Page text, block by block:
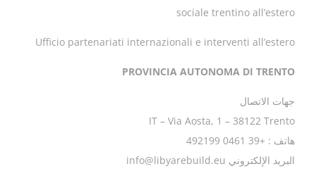
sociale trentino all’estero
Ufficio partenariati internazionali e interventi all’estero
PROVINCIA AUTONOMA DI TRENTO
جهات الاتصال
IT – Via Aosta, 1 – 38122 Trento
هاتف : +39 0461 492199
البريد الإلكتروني info@libyarebuild.eu